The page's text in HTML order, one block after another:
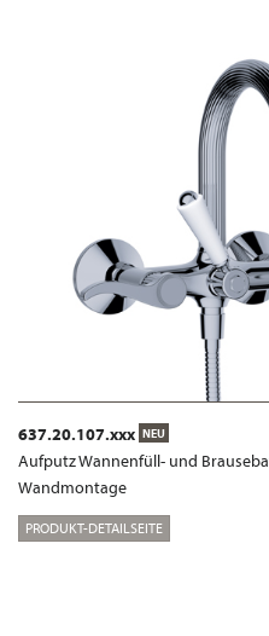
637.20.107.xxx NEU
Aufputz Wannenfüll- und
Wandmontage
PRODUKT-DETAILSEITE